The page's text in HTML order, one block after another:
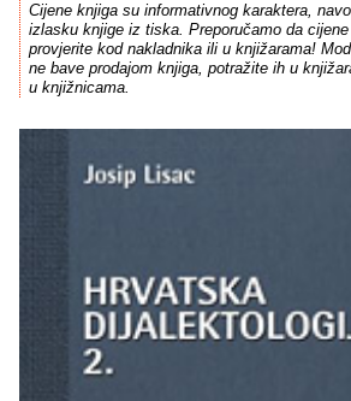
Cijene knjiga su informativnog karaktera,
izlasku knjige iz tiska. Preporučamo da
provjerite kod nakladnika ili u knjižarama!
ne bave prodajom knjiga, potražite ih u
u knjižnicama.